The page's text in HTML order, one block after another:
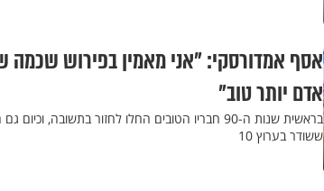
אסף אמדורסקי: "אני מאמין בפירוש שכמה
אדם יותר טוב"
בראשית שנות ה-90 חבריו הטובים החלו לחזור
ששודר בערוץ 10